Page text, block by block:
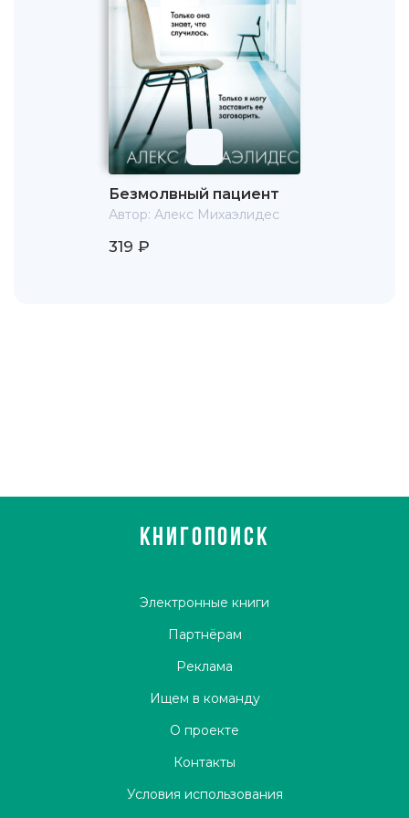
Безмолвный пациент
Автор: Алекс Михаэлидес
319 ₽
КНИГОПОИСК
Электронные книги
Партнёрам
Реклама
Ищем в команду
О проекте
Контакты
Условия использования